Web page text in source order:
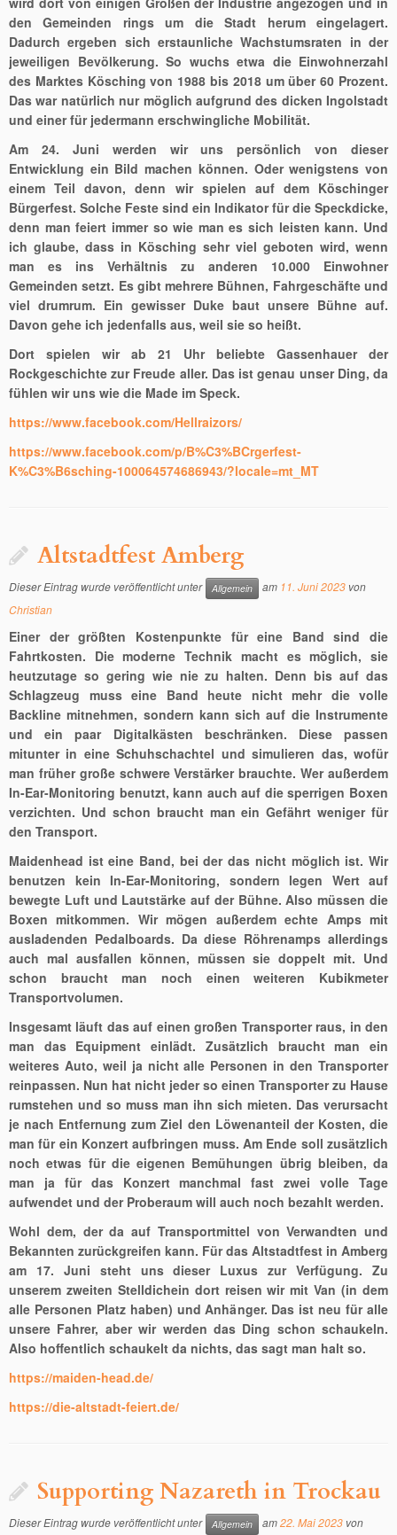
den Gemeinden rings um die Stadt herum eingelagert.
Dadurch ergeben sich erstaunliche Wachstumsraten in der
jeweiligen Bevölkerung. So wuchs etwa die Einwohnerzahl
des Marktes Kösching von 1988 bis 2018 um über 60 Prozent.
Das war natürlich nur möglich aufgrund des dicken Ingolstadt
und einer für jedermann erschwingliche Mobilität.
Am 24. Juni werden wir uns persönlich von dieser
Entwicklung ein Bild machen können. Oder wenigstens von
einem Teil davon, denn wir spielen auf dem Köschinger
Bürgerfest. Solche Feste sind ein Indikator für die Speckdicke,
denn man feiert immer so wie man es sich leisten kann. Und
ich glaube, dass in Kösching sehr viel geboten wird, wenn
man es ins Verhältnis zu anderen 10.000 Einwohner
Gemeinden setzt. Es gibt mehrere Bühnen, Fahrgeschäfte und
viel drumrum. Ein gewisser Duke baut unsere Bühne auf.
Davon gehe ich jedenfalls aus, weil sie so heißt.
Dort spielen wir ab 21 Uhr beliebte Gassenhauer der
Rockgeschichte zur Freude aller. Das ist genau unser Ding, da
fühlen wir uns wie die Made im Speck.
https://www.facebook.com/Hellraizors/
https://www.facebook.com/p/B%C3%BCrgerfest-
K%C3%B6sching-100064574686943/?locale=mt_MT
Altstadtfest Amberg
Dieser Eintrag wurde veröffentlicht unter Allgemein am 11. Juni 2023 von
Christian
Einer der größten Kostenpunkte für eine Band sind die
Fahrtkosten. Die moderne Technik macht es möglich, sie
heutzutage so gering wie nie zu halten. Denn bis auf das
Schlagzeug muss eine Band heute nicht mehr die volle
Backline mitnehmen, sondern kann sich auf die Instrumente
und ein paar Digitalkästen beschränken. Diese passen
mitunter in eine Schuhschachtel und simulieren das, wofür
man früher große schwere Verstärker brauchte. Wer außerdem
In-Ear-Monitoring benutzt, kann auch auf die sperrigen Boxen
verzichten. Und schon braucht man ein Gefährt weniger für
den Transport.
Maidenhead ist eine Band, bei der das nicht möglich ist. Wir
benutzen kein In-Ear-Monitoring, sondern legen Wert auf
bewegte Luft und Lautstärke auf der Bühne. Also müssen die
Boxen mitkommen. Wir mögen außerdem echte Amps mit
ausladenden Pedalboards. Da diese Röhrenamps allerdings
auch mal ausfallen können, müssen sie doppelt mit. Und
schon braucht man noch einen weiteren Kubikmeter
Transportvolumen.
Insgesamt läuft das auf einen großen Transporter raus, in den
man das Equipment einlädt. Zusätzlich braucht man ein
weiteres Auto, weil ja nicht alle Personen in den Transporter
reinpassen. Nun hat nicht jeder so einen Transporter zu Hause
rumstehen und so muss man ihn sich mieten. Das verursacht
je nach Entfernung zum Ziel den Löwenanteil der Kosten, die
man für ein Konzert aufbringen muss. Am Ende soll zusätzlich
noch etwas für die eigenen Bemühungen übrig bleiben, da
man ja für das Konzert manchmal fast zwei volle Tage
aufwendet und der Proberaum will auch noch bezahlt werden.
Wohl dem, der da auf Transportmittel von Verwandten und
Bekannten zurückgreifen kann. Für das Altstadtfest in Amberg
am 17. Juni steht uns dieser Luxus zur Verfügung. Zu
unserem zweiten Stelldichein dort reisen wir mit Van (in dem
alle Personen Platz haben) und Anhänger. Das ist neu für alle
unsere Fahrer, aber wir werden das Ding schon schaukeln.
Also hoffentlich schaukelt da nichts, das sagt man halt so.
https://maiden-head.de/
https://die-altstadt-feiert.de/
Supporting Nazareth in Trockau
Dieser Eintrag wurde veröffentlicht unter Allgemein am22. Mai 2023 von